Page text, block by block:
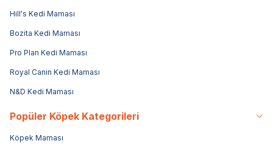
Hill's Kedi Maması
Bozita Kedi Maması
Pro Plan Kedi Maması
Royal Canin Kedi Maması
N&D Kedi Maması
Popüler Köpek Kategorileri
Köpek Maması